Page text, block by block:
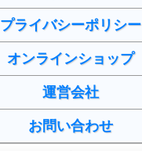
プライバシーポリシー
オンラインショップ
運営会社
お問い合わせ